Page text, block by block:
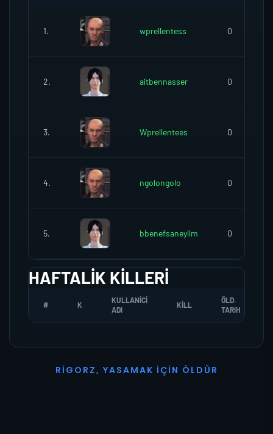
1. wprellentess 0
2. aitbennasser 0
3. Wprellentees 0
4. ngolongolo 0
5. bbenefsaneyiim 0
HAFTALIK KILLERI
# K
KULLANICI
ADI
KILL
ÖLD.
TARIH
R I G O R Z, YASAMAK İ ÇI N Ö L D Ü R